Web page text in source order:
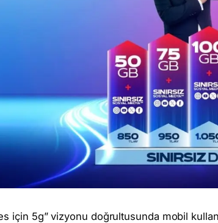
için 5g” vizyonu doğrultusunda mobil